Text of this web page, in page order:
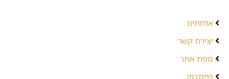
אודותינו
יצירת קשר
מפת אתר
פייסבוק